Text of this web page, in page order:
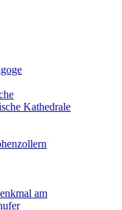
Kathedrale
am